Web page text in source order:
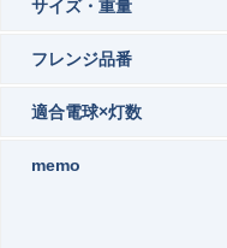
サイズ・重量
フレンジ品番
適合電球×灯数
memo